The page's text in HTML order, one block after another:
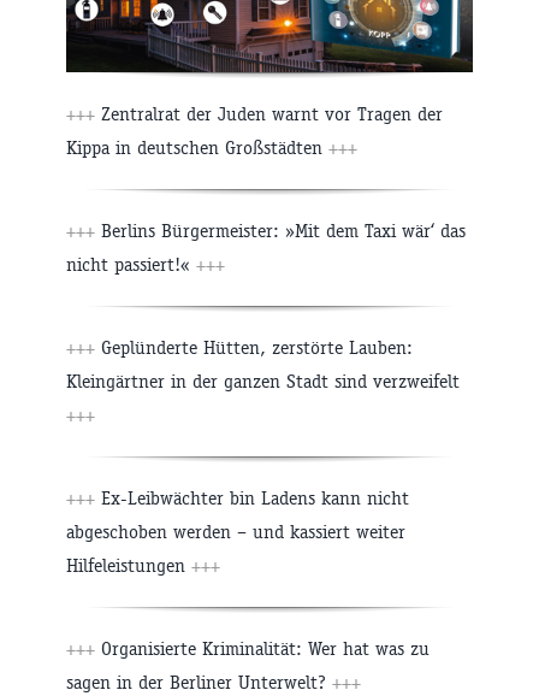
+++ Zentralrat der Juden warnt vor Tragen der
Kippa in deutschen Großstädten +++
+++ Berlins Bürgermeister: »Mit dem Taxi wär‘ das
nicht passiert!« +++
+++ Geplünderte Hütten, zerstörte Lauben:
Kleingärtner in der ganzen Stadt sind verzweifelt
+++
+++ Ex-Leibwächter bin Ladens kann nicht
abgeschoben werden – und kassiert weiter
Hilfeleistungen +++
+++ Organisierte Kriminalität: Wer hat was zu
sagen in der Berliner Unterwelt? +++